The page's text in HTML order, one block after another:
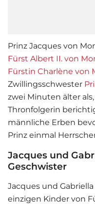
Prinz Jacques von
Fürst Albert II. von
Fürstin Charlène von
Zwillingsschwester
zwei Minuten älter
Thronfolgerin
männliche Erben
Prinz einmal
Jacques und
Geschwister
Jacques und
einzigen Kinder von